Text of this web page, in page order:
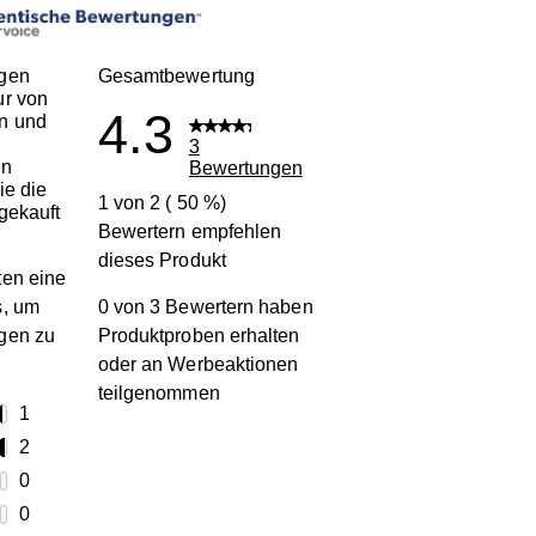
von
und
die
eine
um
zu
1
1 Bewertung mit 5 Sternen.
2
2 Bewertungen mit 4 Sternen.
0
0 Bewertungen mit 3 Sternen.
0
Gesamtbewertung
4.3
3
Bewertungen
1 von 2 ( 50 %)
Bewertern empfehlen
dieses Produkt
0 von 3 Bewertern haben
Produktproben erhalten
oder an Werbeaktionen
teilgenommen